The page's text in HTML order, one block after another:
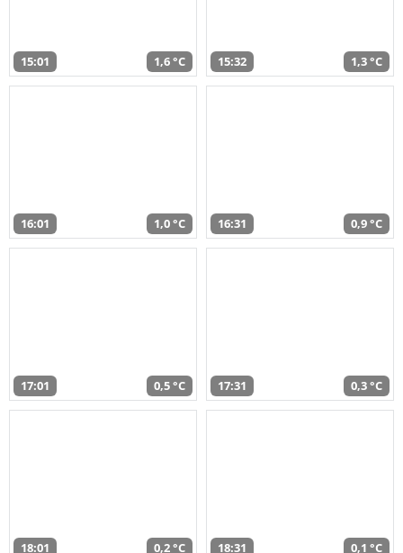
15:01 1,6 °C 15:32 1,3 °C
16:01 1,0 °C 16:31 0,9 °C
17:01 0,5 °C 17:31 0,3 °C
18:01 0,2 °C 18:31 0,1 °C